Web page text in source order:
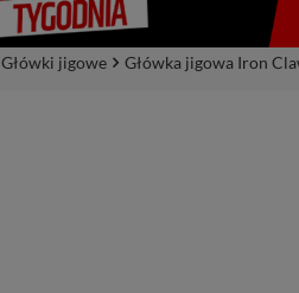
Główki jigowe Główka jigowa Iron